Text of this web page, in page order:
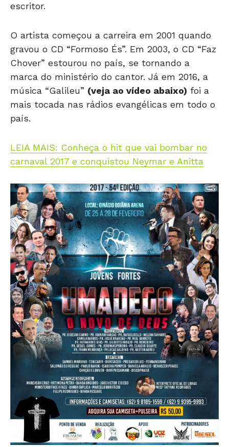
escritor.
O artista começou a carreira em 2001 quando
gravou o CD “Formoso És”. Em 2003, o CD “Faz
Chover” estourou no país, se tornando a
marca do ministério do cantor. Já em 2016, a
música “Galileu” (veja ao vídeo abaixo) foi a
mais tocada nas rádios evangélicas em todo o
país.
LEIA MAIS: Conheça o hit que vai bombar no
carnaval 2017 e conquistou Neymar e Anitta